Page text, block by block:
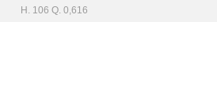
H. 106 Q. 0,616